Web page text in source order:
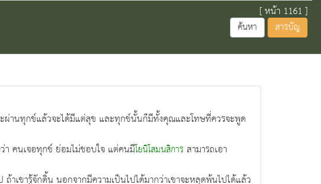
[ หน้า 1161 ]
ค้นหา สารบัญ
ผ่านทุกข์แล้วจะได้มีแต่สุข และทุกข์นั้นก็มีทั้งคุณและโทษที่ควรจะพูด
า คนเจอทุกข์ ย่อมไม่ชอบใจ แต่คนมีโยนิโสมนสิการ สามารถเอา
ขารู้จักดิ้น นอกจากมีความเป็นไปได้มากว่าเขาจะหลุดพ้นไปได้แล้ว